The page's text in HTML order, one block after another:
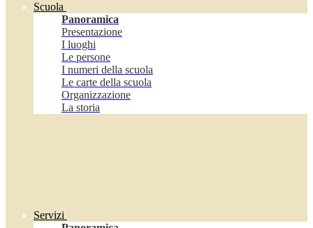
Scuola
Panoramica
Presentazione
I luoghi
Le persone
I numeri della scuola
Le carte della scuola
Organizzazione
La storia
Servizi